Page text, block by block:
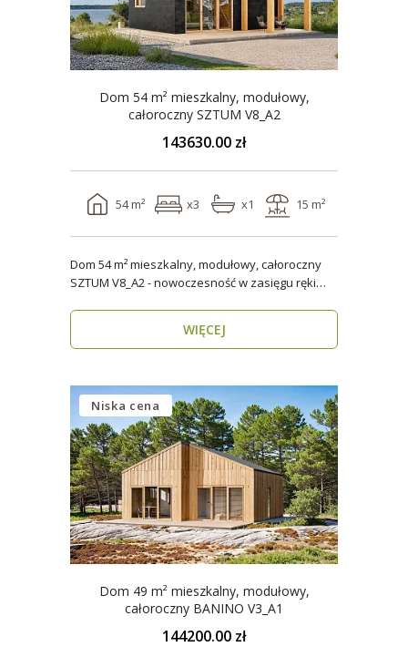
Dom 54 m² mieszkalny, modułowy,
całoroczny SZTUM V8_A2
143630.00 zł
54 m² x3 x1 15 m²
Dom 54 m² mieszkalny, modułowy, całoroczny
SZTUM V8_A2 - nowoczesność w zasięgu ręki
WIĘCEJ
Niska cena
Dom 49 m² mieszkalny, modułowy,
całoroczny BANINO V3_A1
144200.00 zł